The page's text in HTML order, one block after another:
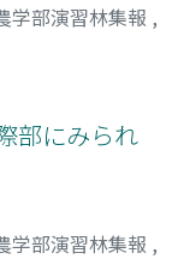
学部演習林集報 ,
部にみられ
学部演習林集報 ,